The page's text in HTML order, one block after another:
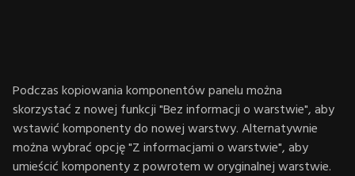
Podczas kopiowania komponentów panelu można
skorzystać z nowej funkcji "Bez informacji o warstwie", aby
wstawić komponenty do nowej warstwy. Alternatywnie
można wybrać opcję "Z informacjami o warstwie", aby
umieścić komponenty z powrotem w oryginalnej warstwie.